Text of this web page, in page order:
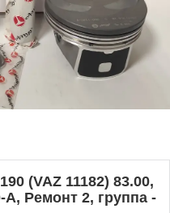
(VAZ 11182) 83.00,
A, Ремонт 2, группа -